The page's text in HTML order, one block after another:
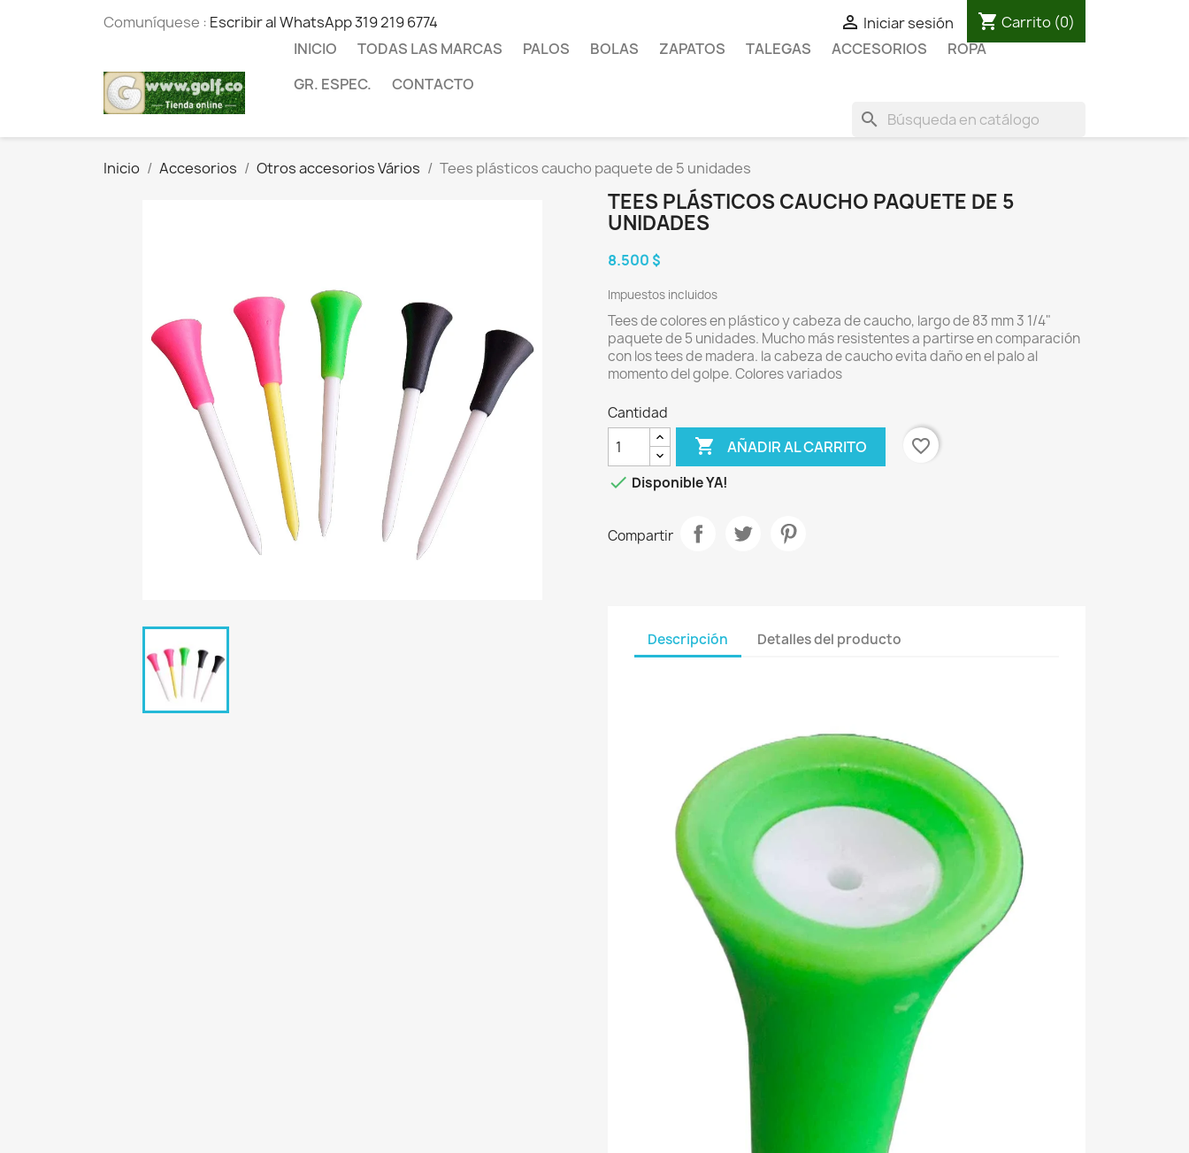
Comuníquese : Escribir al WhatsApp 319 219 6774  Iniciar sesión shopping_cart Carrito (0)
INICIO
TODAS LAS MARCAS PALOS BOLAS ZAPATOS TALEGAS ACCESORIOS
ROPA
GR. ESPEC.
CONTACTO
search
Inicio Accesorios Otros accesorios Vários Tees plásticos caucho paquete de 5 unidades
TEES PLÁSTICOS CAUCHO PAQUETE DE 5
UNIDADES
8.500 $
Impuestos incluidos
Tees de colores en plástico y cabeza de caucho, largo de 83 mm 3 1/4"
paquete de 5 unidades. Mucho más resistentes a partirse en comparación
con los tees de madera. la cabeza de caucho evita daño en el palo al
momento del golpe. Colores variados
Cantidad
 AÑADIR AL CARRITO
favorite_border
 Disponible YA!
Compartir
Descripción Detalles del producto